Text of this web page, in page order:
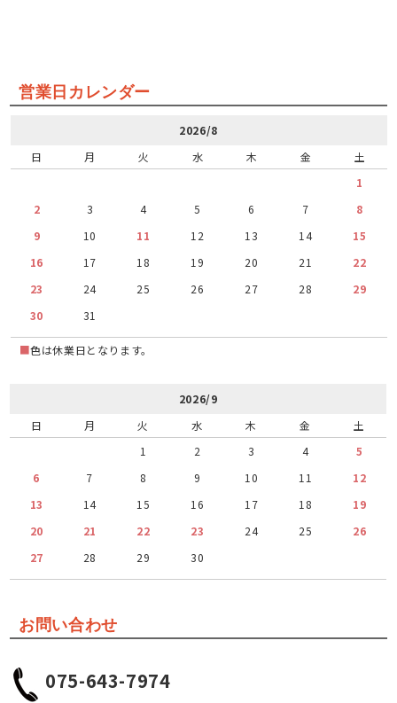
営業日カレンダー
2026/8
日
月 火 水 木 金
土
1
2
3 4 5 6 7
8
9
10 11 12 13 14
15
16
17 18 19 20 21
22
23
24 25 26 27 28
29
30
31
■色は休業日となります。
2026/9
日
月 火 水 木 金
土
1
2 3 4
5
6
7 8 9 10 11
12
13
14 15 16 17 18
19
20
21 22 23 24 25
26
27
28 29 30
お問い合わせ
075-643-7974